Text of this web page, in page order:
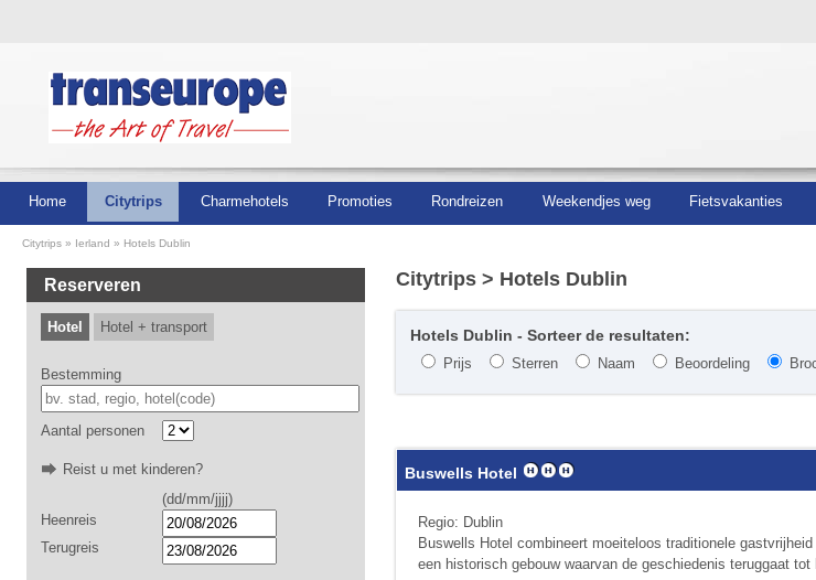
Home Citytrips Charmehotels Promoties Rondreizen Weekendjes weg Fietsvakanties
Citytrips Ierland Hotels Dublin
Reserveren
Hotel Hotel + transport
Bestemming
Aantal personen
Reist u met kinderen?
(dd/mm/jjjj)
Heenreis
Terugreis
Citytrips> Hotels Dublin
Hotels Dublin - Sorteer de resultaten:
Prijs Sterren Naam Beoordeling
Buswells Hotel
Regio: Dublin
Buswells Hotel combineert moeiteloos traditionele
een historisch gebouw waarvan de geschiedenis teruggaat